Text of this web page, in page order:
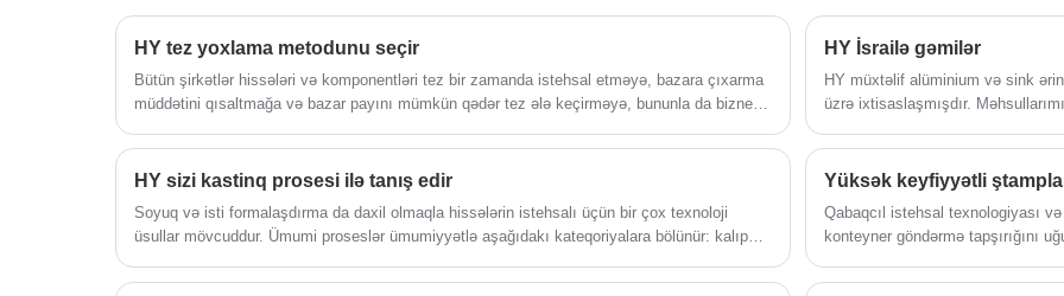
Bu isti radioaktiv su buxar generatorunda
borulardan keçir.
minik avtomobilləri və yüksək keyfiyyətli
avtomobillər üçün ötürücü
komponentlərin tədqiqi, inkişafı və
istehsalına yönəldir və bütün modellər
üçün tam işlənib hazırlanmış
standartlaşdırılmış və ixtisaslaşmış
Avtomobil Diferensial yığımlarına malikdir.
Dəqiq tökmə texnologiyası, tam avtomobil
modelinin uyğunlaşdırılması kitabxanası
və xarici ticarətə dəstək xidmətləri ilə o,
HY tez yoxlama metodunu seçir
Bütün şirkətlər hissələri və komponentləri tez bir zamanda istehsal etməyə, bazara çıxarma
müddətini qısaltmağa və bazar payını mümkün qədər tez ələ keçirməyə, bununla da biznes
HY İsrailə gəmilər
HY müxtəlif alüminium və sink
üzrə ixtisaslaşmışdır.
sahələrində geniş istifadə olunur.
məhsullarımızın 40%-i ABŞ,
HY sizi kastinq prosesi ilə tanış edir
Soyuq və isti formalaşdırma da daxil olmaqla hissələrin istehsalı üçün bir çox texnoloji
üsullar mövcuddur. Ümumi proseslər ümumiyyətlə aşağıdakı kateqoriyalara bölünür: kalıp
Qabaqcıl istehsal texnologiyası
konteyner göndərmə tapşırığını